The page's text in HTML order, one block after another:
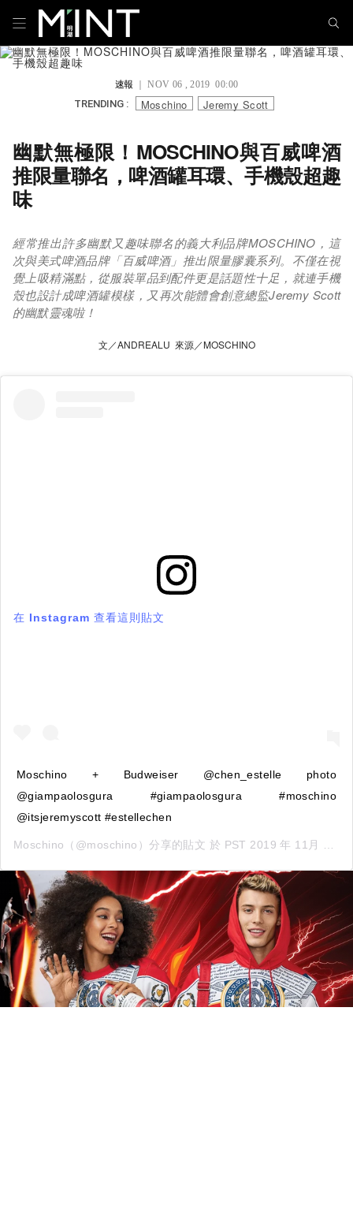
速報 ｜ NOV 06 , 2019 00:00
TRENDING : Moschino Jeremy Scott
幽默無極限！MOSCHINO與百威啤酒
推限量聯名，啤酒罐耳環、手機殼超趣
味
經常推出許多幽默又趣味聯名的義大利品牌MOSCHINO，這
次與美式啤酒品牌「百威啤酒」推出限量膠囊系列。不僅在視
覺上吸精滿點，從服裝單品到配件更是話題性十足，就連手機
殼也設計成啤酒罐模樣，又再次能體會創意總監Jeremy Scott
的幽默靈魂啦！
文／ANDREALU 來源／MOSCHINO
在 Instagram 查看這則貼文
Moschino + Budweiser @chen_estelle photo
@giampaolosgura #giampaolosgura #moschino
@itsjeremyscott #estellechen
Moschino （@moschino）分享的貼文 於 PST 2019 年 11月 月 5 日 下午 1:41